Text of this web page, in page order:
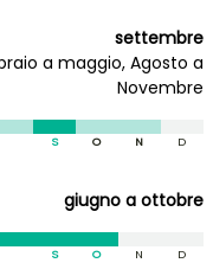
settembre
a maggio, Agosto a
Novembre
S O N D
giugno a ottobre
S O N D